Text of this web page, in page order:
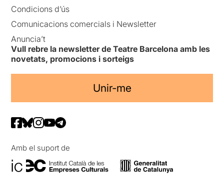
Condicions d’ús
Comunicacions comercials i Newsletter
Anuncia’t
Vull rebre la newsletter de Teatre Barcelona amb les
novetats, promocions i sorteigs
Unir-me
Amb el suport de